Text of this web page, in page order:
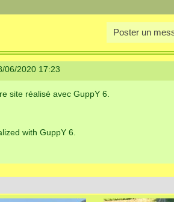
Poster un
06/2020 17:23
site réalisé avec GuppY 6.
with GuppY 6.